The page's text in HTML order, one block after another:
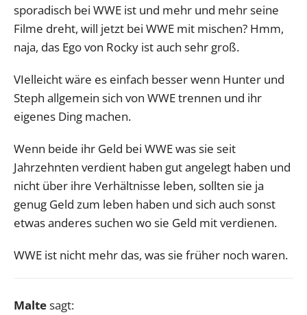
sporadisch bei WWE ist und mehr und mehr seine
Filme dreht, will jetzt bei WWE mit mischen? Hmm,
naja, das Ego von Rocky ist auch sehr groß.
VIelleicht wäre es einfach besser wenn Hunter und
Steph allgemein sich von WWE trennen und ihr
eigenes Ding machen.
Wenn beide ihr Geld bei WWE was sie seit
Jahrzehnten verdient haben gut angelegt haben und
nicht über ihre Verhältnisse leben, sollten sie ja
genug Geld zum leben haben und sich auch sonst
etwas anderes suchen wo sie Geld mit verdienen.
WWE ist nicht mehr das, was sie früher noch waren.
Maltesagt: